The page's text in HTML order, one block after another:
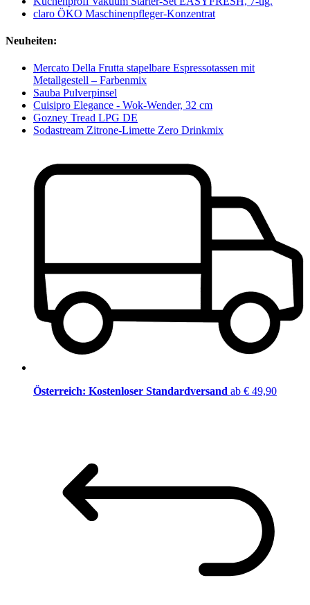
claro ÖKO Maschinenpfleger-Konzentrat
Neuheiten:
Mercato Della Frutta stapelbare Espressotassen mit
Metallgestell – Farbenmix
Sauba Pulverpinsel
Cuisipro Elegance - Wok-Wender, 32 cm
Gozney Tread LPG DE
Sodastream Zitrone-Limette Zero Drinkmix
Österreich: Kostenloser Standardversand ab € 49,90